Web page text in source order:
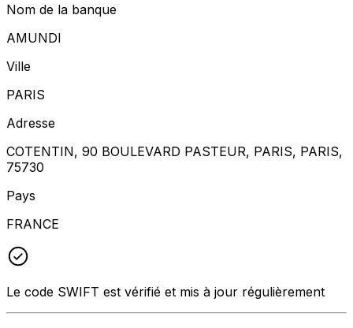
Nom de la banque
AMUNDI
Ville
PARIS
Adresse
COTENTIN, 90 BOULEVARD PASTEUR, PARIS, PARIS,
75730
Pays
FRANCE
Le code SWIFT est vérifié et mis à jour régulièrement